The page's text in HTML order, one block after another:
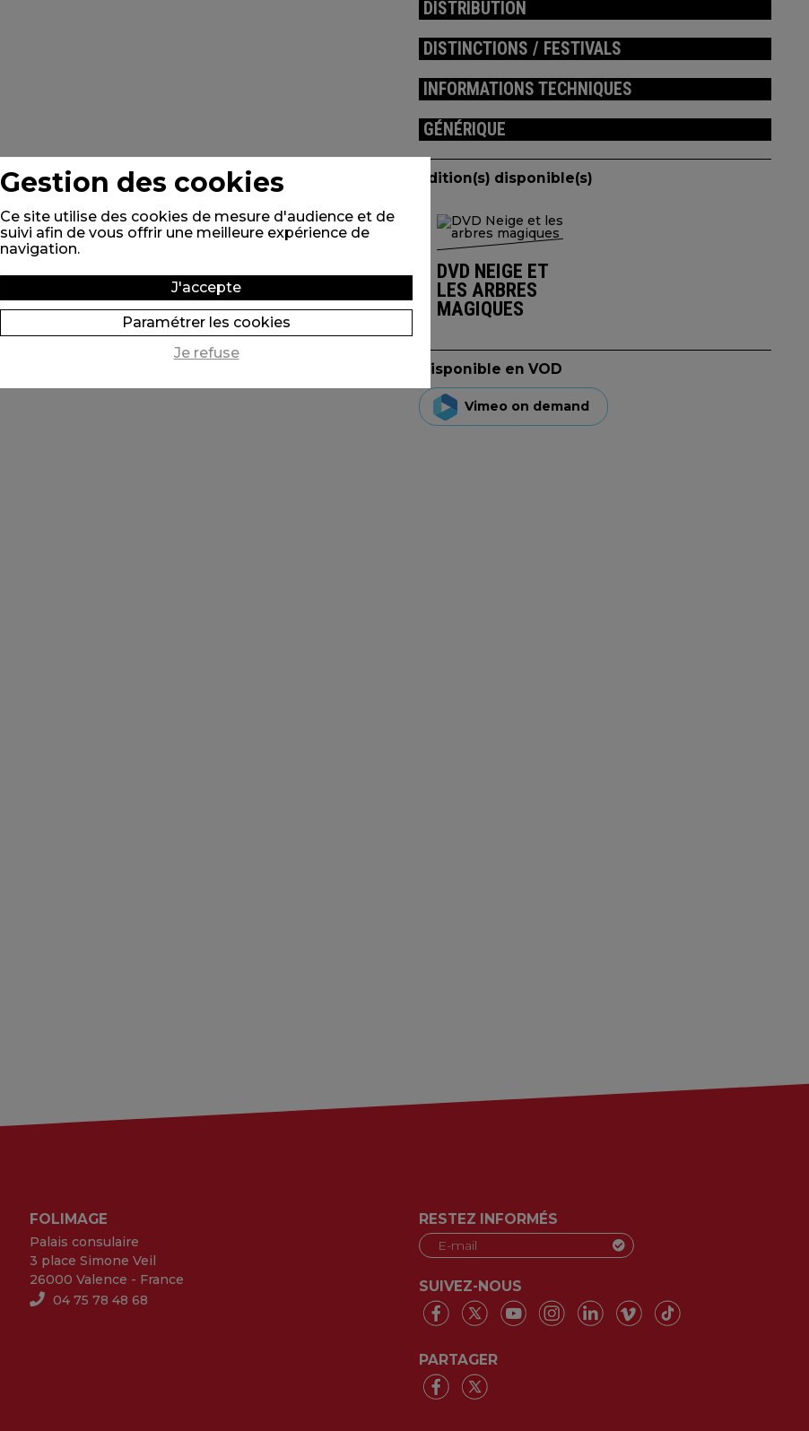
DISTRIBUTION
DISTINCTIONS / FESTIVALS
INFORMATIONS TECHNIQUES
GÉNÉRIQUE
Edition(s) disponible(s)
DVD NEIGE ET
LES ARBRES
MAGIQUES
Disponible en VOD
Vimeo on demand
FOLIMAGE
Palais consulaire
3 place Simone Veil
26000 Valence - France
04 75 78 48 68
RESTEZ INFORMÉS
SUIVEZ-NOUS
PARTAGER
Gestion des cookies
Ce site utilise des cookies de mesure d'audience et de
suivi afin de vous offrir une meilleure expérience de
navigation.
J'accepte
Paramétrer les cookies
Je refuse